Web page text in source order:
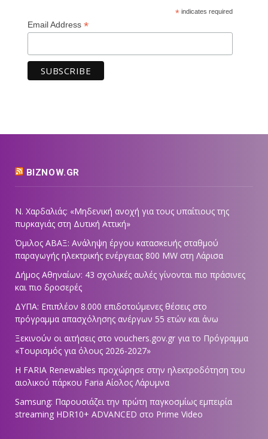
*indicates required
Email Address *
BIZNOW.GR
Ν. Χαρδαλιάς: «Μηδενική ανοχή για τους υπαίτιους της
πυρκαγιάς στη Δυτική Αττική»
Όμιλος ΑΒΑΞ: Ανάληψη έργου κατασκευής σταθμού
παραγωγής ηλεκτρικής ενέργειας 800 ΜW στη Λάρισα
Δήμος Αθηναίων: 43 σχολικές αυλές γίνονται πιο πράσινες
και πιο δροσερές
ΔΥΠΑ: Επιπλέον 8.000 επιδοτούμενες θέσεις στο
πρόγραμμα απασχόλησης ανέργων 55 ετών και άνω
Ξεκινούν οι αιτήσεις στο vouchers.gov.gr για το Πρόγραμμα
«Τουρισμός για όλους 2026-2027»
Η FARIA Renewables προχώρησε στην ηλεκτροδότηση του
αιολικού πάρκου Faria Αίολος Λάρυμνα
Samsung: Παρουσιάζει την πρώτη παγκοσμίως εμπειρία
streaming HDR10+ ADVANCED στο Prime Video